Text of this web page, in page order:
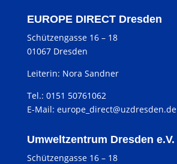
EUROPE DIRECT Dresden
Schützengasse 16 – 18
01067 Dresden
Leiterin: Nora Sandner
Tel.: 0151 50761062
E-Mail: europe_direct@uzdresden.de
Umweltzentrum Dresden e.V.
Schützengasse 16 – 18